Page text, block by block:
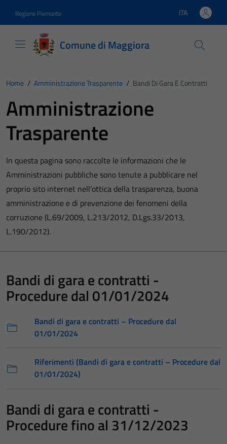
Regione Piemonte Lingua attiva:
ITA
Comune di Maggiora
Home / Amministrazione Trasparente / Bandi Di Gara E Contratti
Amministrazione
Trasparente
In questa pagina sono raccolte le informazioni che le
Amministrazioni pubbliche sono tenute a pubblicare nel
proprio sito internet nell’ottica della trasparenza, buona
amministrazione e di prevenzione dei fenomeni della
corruzione (L.69/2009, L.213/2012, D.Lgs.33/2013,
L.190/2012).
Bandi di gara e contratti -
Procedure dal 01/01/2024
Bandi di gara e contratti – Procedure dal
01/01/2024
Riferimenti (Bandi di gara e contratti – Procedure dal
01/01/2024)
Bandi di gara e contratti -
Procedure fino al 31/12/2023